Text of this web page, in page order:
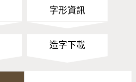
字形資訊
造字下載